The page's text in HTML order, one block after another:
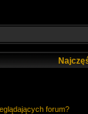
forum?